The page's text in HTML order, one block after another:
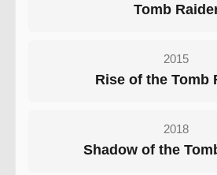
Tomb
2015
Rise of the Tomb
2018
Shadow of the